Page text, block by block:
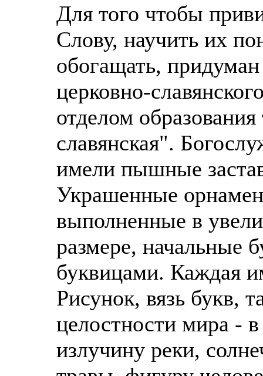
Для того чтобы
Слову, научить их
обогащать,
церковно-
отделом
славянская".
имели пышные
Украшенные
выполненные в
размере, начальные
буквицами. Каждая
Рисунок, вязь букв,
целостности мира -
излучину реки,